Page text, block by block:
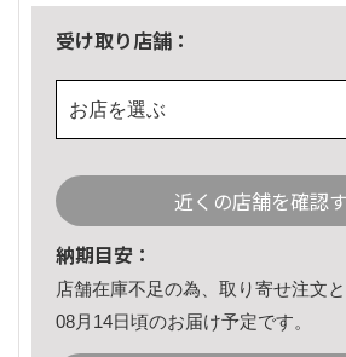
受け取り店舗：
お店を選ぶ
近くの店舗を確認
納期目安：
店舗在庫不足の為、取り寄せ注文と
08月14日頃のお届け予定です。